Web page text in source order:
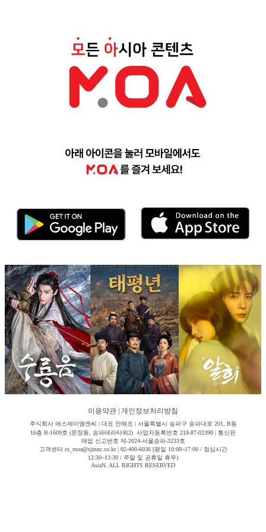
이용약관 개인정보처리방침
주식회사 에스제이엠엔씨 | 대표 안해조 | 서울특별시 송파구 송파대로 201, B동
16층 B-1609호 (문정동, 송파테라타워2) 사업자등록번호 218-87-02390 | 통신판
매업 신고번호 제-2024-서울송파-3233호
고객센터 cs_moa@sjmnc.co.kr | 02-400-6036 (평일 10:00~17:00 / 점심시간
12:30~13:30 / 주말 및 공휴일 휴무)
AsiaN. ALL RIGHTS RESERVED